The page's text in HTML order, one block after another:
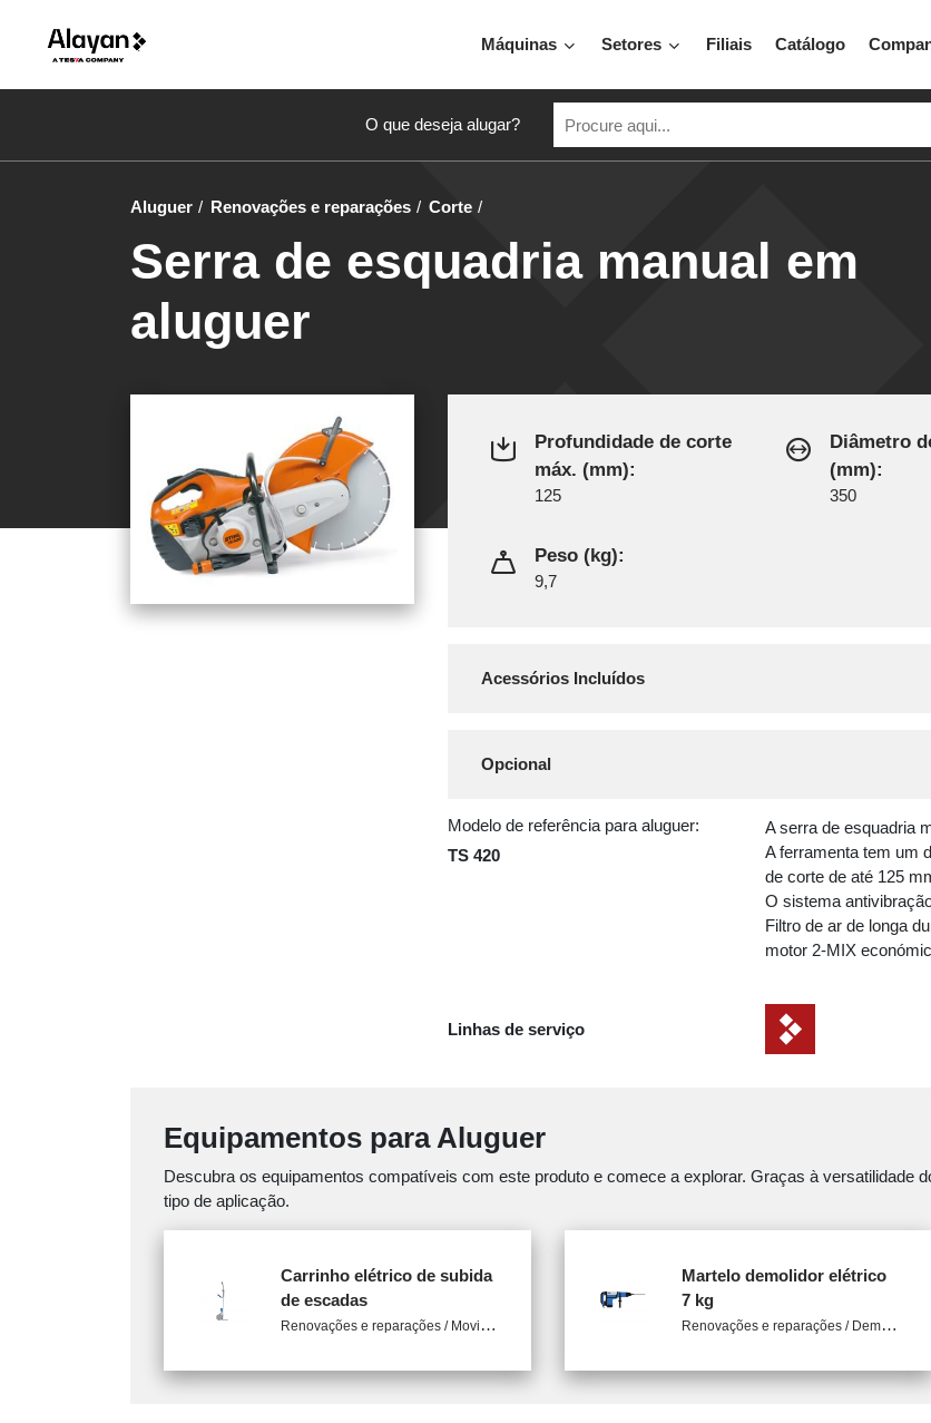
Máquinas Setores Filiais Catálogo
O que deseja alugar?
Aluguer Renovações e reparações Corte
Serra de esquadria manual em
aluguer
Profundidade de corte
máx. (mm):
125
Diâmetro
(mm):
350
Peso (kg):
9,7
Acessórios Incluídos
Opcional
Modelo de referência para aluguer:
TS 420
A serra de esquadria
A ferramenta tem um
de corte de até 125
O sistema
Filtro de ar de longa
motor 2-MIX
Linhas de serviço
Equipamentos para Aluguer
Descubra os equipamentos compatíveis com este produto e comece a explorar. Graças à versatilidade
tipo de aplicação.
Carrinho elétrico de subida
de escadas
R
enovações e reparações / Movimentação de materiais
Martelo demolidor elétrico
7 kg
R
enovações e reparações / Demolição